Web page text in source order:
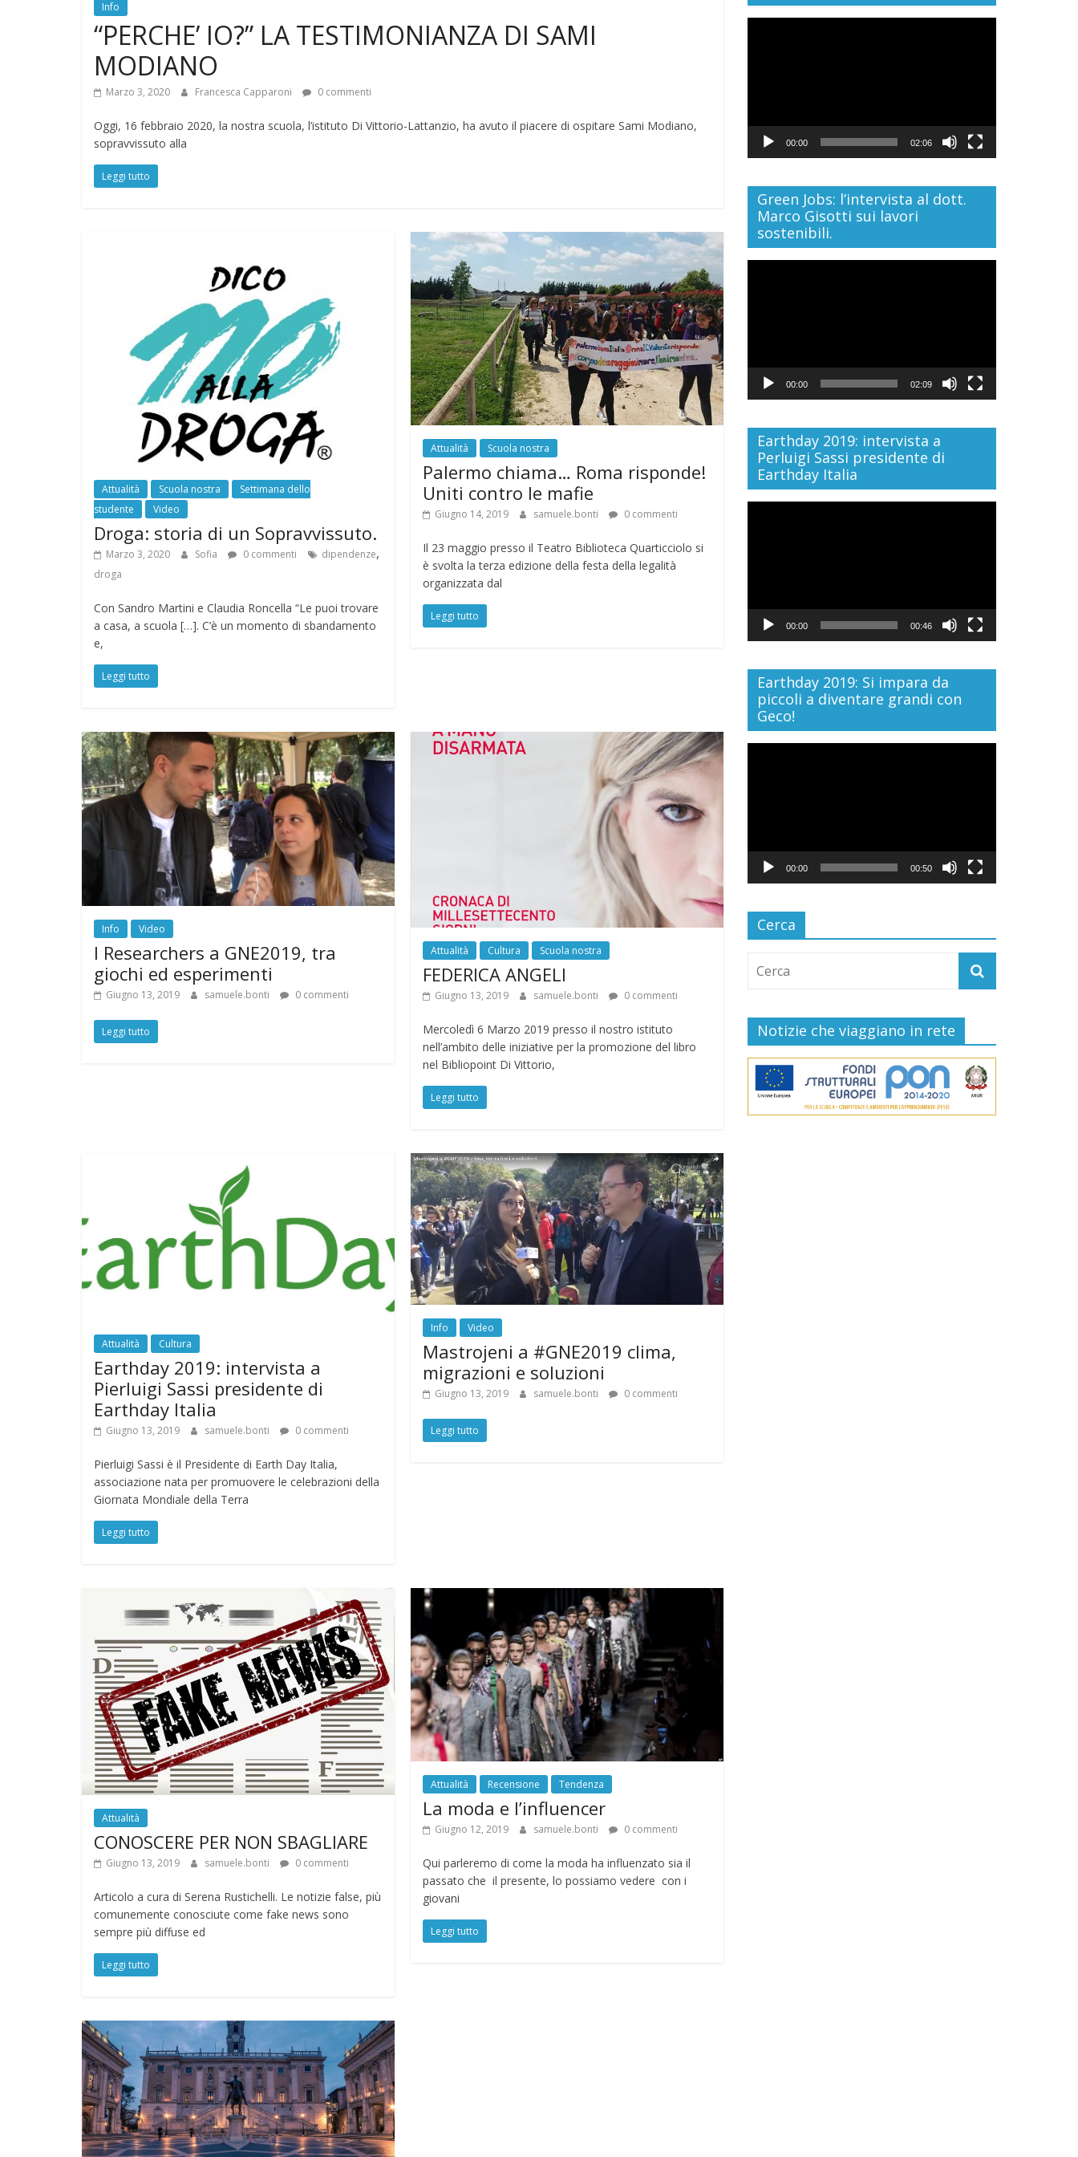
Info
“PERCHE’ IO?” LA TESTIMONIANZA DI SAMI
MODIANO
Marzo 3, 2020 Francesca Capparoni 0 commenti
Oggi, 16 febbraio 2020, la nostra scuola, l’istituto Di Vittorio-Lattanzio, ha avuto il piacere di ospitare Sami Modiano,
sopravvissuto alla
Leggi tutto
Attualità Scuola nostra
Settimana dello
studente
Video
Droga: storia di un Sopravvissuto.
Marzo 3, 2020 Sofia 0 commenti dipendenze,
droga
Con Sandro Martini e Claudia Roncella “Le puoi trovare
a casa, a scuola […]. C’è un momento di sbandamento
e,
Leggi tutto
Attualità Scuola nostra
Palermo chiama… Roma risponde!
Uniti contro le mafie
Giugno 14, 2019 samuele.bonti 0 commenti
Il 23 maggio presso il Teatro Biblioteca Quarticciolo si
è svolta la terza edizione della festa della legalità
organizzata dal
Leggi tutto
Info Video
I Researchers a GNE2019, tra
giochi ed esperimenti
Giugno 13, 2019 samuele.bonti 0 commenti
Leggi tutto
Attualità Cultura Scuola nostra
FEDERICA ANGELI
Giugno 13, 2019 samuele.bonti 0 commenti
Mercoledì 6 Marzo 2019 presso il nostro istituto
nell’ambito delle iniziative per la promozione del libro
nel Bibliopoint Di Vittorio,
Leggi tutto
Attualità Cultura
Earthday 2019: intervista a
Pierluigi Sassi presidente di
Earthday Italia
Giugno 13, 2019 samuele.bonti 0 commenti
Pierluigi Sassi è il Presidente di Earth Day Italia,
associazione nata per promuovere le celebrazioni della
Giornata Mondiale della Terra
Leggi tutto
Info Video
Mastrojeni a #GNE2019 clima,
migrazioni e soluzioni
Giugno 13, 2019 samuele.bonti 0 commenti
Leggi tutto
Attualità
CONOSCERE PER NON SBAGLIARE
Giugno 13, 2019 samuele.bonti 0 commenti
Articolo a cura di Serena Rustichelli. Le notizie false, più
comunemente conosciute come fake news sono
sempre più diffuse ed
Leggi tutto
Attualità Recensione Tendenza
La moda e l’influencer
Giugno 12, 2019 samuele.bonti 0 commenti
Qui parleremo di come la moda ha influenzato sia il
passato che il presente, lo possiamo vedere con i
giovani
Leggi tutto
00:00 02:06
Green Jobs: l’intervista al dott.
Marco Gisotti sui lavori
sostenibili.
00:00 02:09
Earthday 2019: intervista a
Perluigi Sassi presidente di
Earthday Italia
00:00 00:46
Earthday 2019: Si impara da
piccoli a diventare grandi con
Geco!
00:00 00:50
Cerca
Notizie che viaggiano in rete